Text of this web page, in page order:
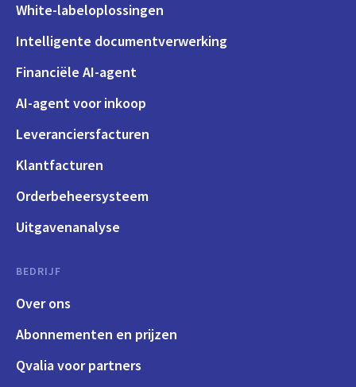
White-labeloplossingen
Intelligente documentverwerking
Financiële AI-agent
AI-agent voor inkoop
Leveranciersfacturen
Klantfacturen
Orderbeheersysteem
Uitgavenanalyse
BEDRIJF
Over ons
Abonnementen en prijzen
Qvalia voor partners